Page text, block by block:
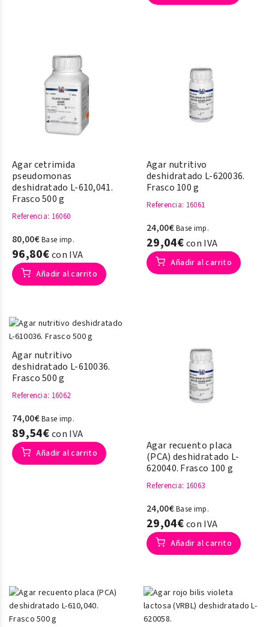
Agar cetrimida
pseudomonas
deshidratado L-610,041.
Frasco 500 g
Referencia: 16060
80,00€Base imp.
96,80€con IVA
Añadir al carrito
Agar nutritivo
deshidratado L-620036.
Frasco 100 g
Referencia: 16061
24,00€Base imp.
29,04€con IVA
Añadir al carrito
Agar nutritivo
deshidratado L-610036.
Frasco 500 g
Referencia: 16062
74,00€Base imp.
89,54€con IVA
Añadir al carrito
Agar recuento placa
(PCA) deshidratado L-
620040. Frasco 100 g
Referencia: 16063
24,00€Base imp.
29,04€con IVA
Añadir al carrito